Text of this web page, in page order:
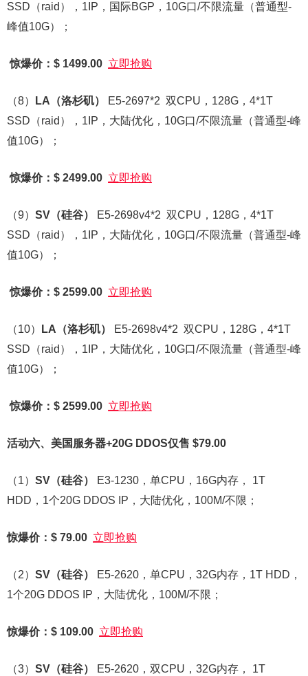
SSD（raid），1IP，国际BGP，10G口/不限流量（普通型-
峰值10G）；
惊爆价：$ 1499.00 立即抢购
（8） LA （洛杉矶）
E5-2697*2 双CPU，128G，4*1T
SSD（raid），1IP，大陆优化，10G口/不限流量（普通型-峰
值10G）；
惊爆价：$ 2499.00 立即抢购
（9） SV （硅谷）
E5-2698v4*2 双CPU，128G，4*1T
SSD（raid），1IP，大陆优化，10G口/不限流量（普通型-峰
值10G）；
惊爆价：$ 2599.00 立即抢购
（10） LA （洛杉矶）
E5-2698v4*2 双CPU，128G，4*1T
SSD（raid），1IP，大陆优化，10G口/不限流量（普通型-峰
值10G）；
惊爆价：$ 2599.00 立即抢购
活动六、美国服务器+20G DDOS仅售 $79.00
（1） SV （硅谷）
E3-1230，单CPU，16G内存， 1T
HDD，1个20G DDOS IP，大陆优化，100M/不限；
惊爆价：$ 79.00 立即抢购
（2） SV （硅谷）
E5-2620，单CPU，32G内存，1T HDD，
1个20G DDOS IP，大陆优化，100M/不限；
惊爆价：$ 109.00 立即抢购
（3） SV （硅谷） E5-2620，双CPU，32G内存， 1T